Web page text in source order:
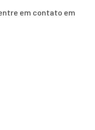
em contato em